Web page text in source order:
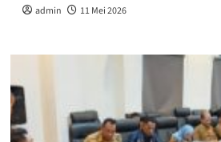
admin 11 Mei 2026